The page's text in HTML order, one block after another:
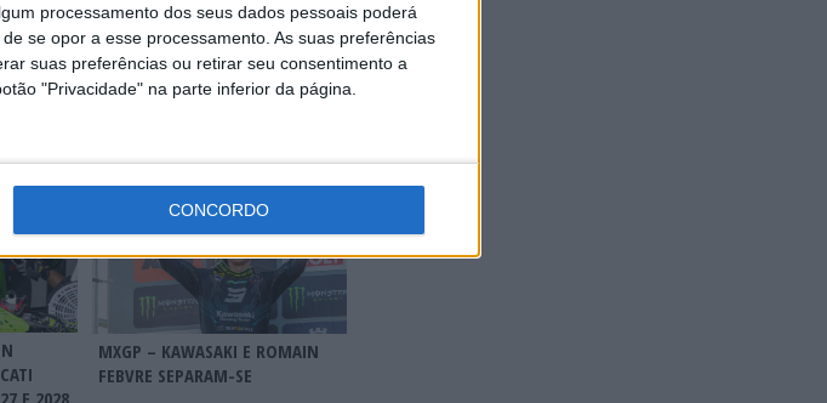
processamento dos seus dados pessoais poderá
se opor a esse processamento. As suas preferências
suas preferências ou retirar seu consentimento a
"Privacidade" na parte inferior da página.
CONCORDO
Troféu Norte
MXGP – KAWASAKI E ROMAIN
FEBVRE SEPARAM-SE